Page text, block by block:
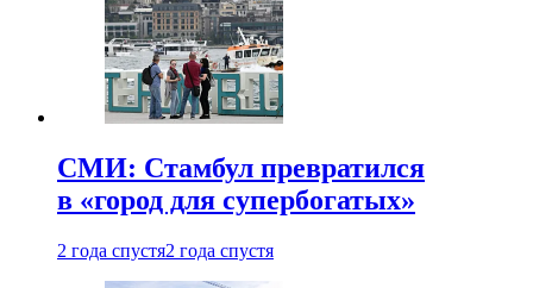
СМИ: Стамбул превратился
в «город для супербогатых»
2 года спустя2 года спустя